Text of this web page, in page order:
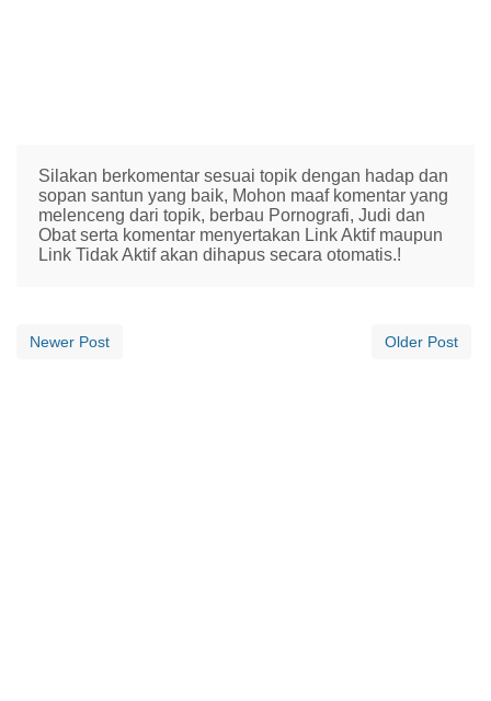
Silakan berkomentar sesuai topik dengan hadap dan
sopan santun yang baik, Mohon maaf komentar yang
melenceng dari topik, berbau Pornografi, Judi dan
Obat serta komentar menyertakan Link Aktif maupun
Link Tidak Aktif akan dihapus secara otomatis.!
Newer Post Older Post